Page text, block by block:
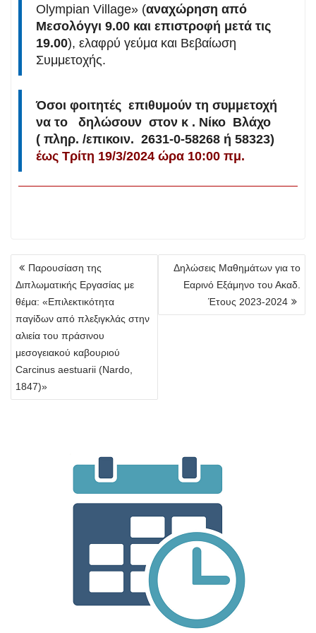
Olympian Village» (αναχώρηση από
Μεσολόγγι 9.00 και επιστροφή μετά τις
19.00), ελαφρύ γεύμα και Βεβαίωση
Συμμετοχής.
Όσοι φοιτητές επιθυμούν τη συμμετοχή
να το δηλώσουν στον κ . Νίκο Βλάχο
( πληρ. /επικοιν. 2631-0-58268 ή 58323)
έως Τρίτη 19/3/2024 ώρα 10:00 πμ.
Πλοήγηση
άρθρων
Παρουσίαση της
Διπλωματικής Εργασίας με
θέμα: «Επιλεκτικότητα
παγίδων από πλεξιγκλάς στην
αλιεία του πράσινου
μεσογειακού καβουριού
Carcinus aestuarii (Nardo,
1847)»
Δηλώσεις Μαθημάτων για το
Εαρινό Εξάμηνο του Ακαδ.
Έτους 2023-2024